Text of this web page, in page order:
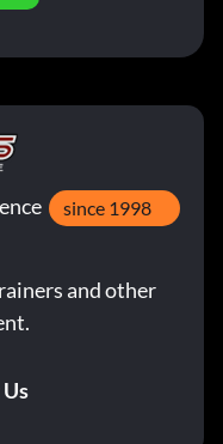
since 1998
and other